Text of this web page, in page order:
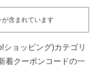
含まれています
ョッピング)カテゴリ
着クーポンコードの一